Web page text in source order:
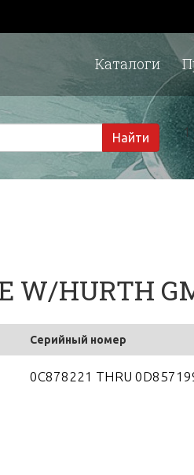
Каталоги
Найти 1
W/HURTH
Серийный номер
0C878221 THRU